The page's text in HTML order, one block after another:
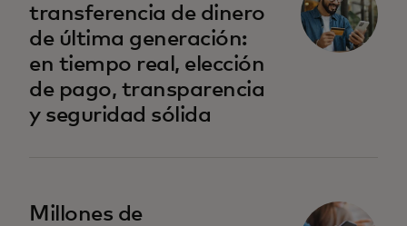
transferencia de dinero
de última generación:
en tiempo real, elección
de pago, transparencia
y seguridad sólida
Millones de